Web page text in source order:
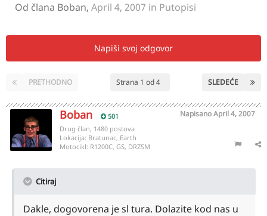
Od člana Boban, April 4, 2007 in Putopisi
Napiši svoj odgovor
PRETHODNO SLEDEĆE
Strana 1 od 4
Boban 501 NapisanoApril 4, 2007
Drug član, 1480 postova
Lokacija: Bratunac, Earth
Motocikl: R1200C, GS, DRZSM
Citiraj
Dakle, dogovorena je sl tura. Dolazite kod nas u